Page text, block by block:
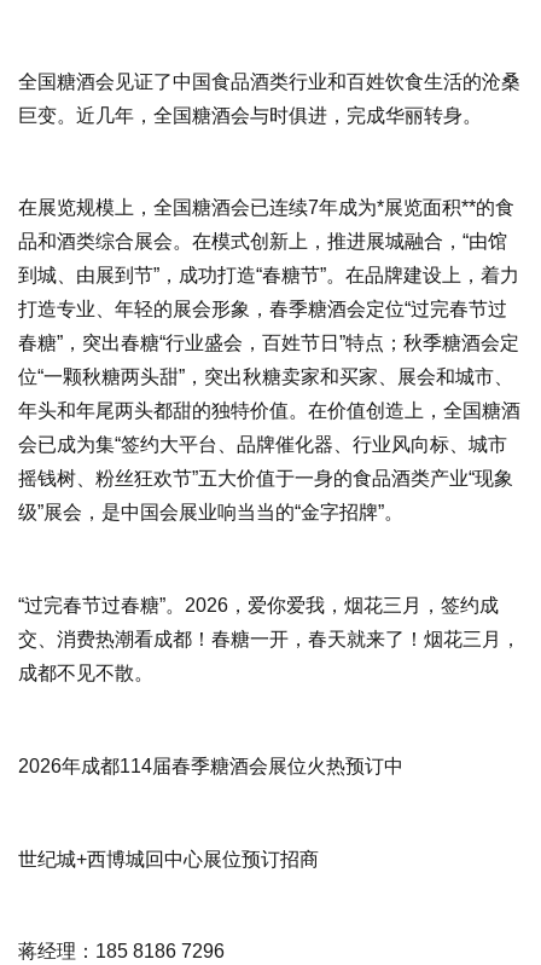
全国糖酒会见证了中国食品酒类行业和百姓饮食生活的沧桑
巨变。近几年，全国糖酒会与时俱进，完成华丽转身。
在展览规模上，全国糖酒会已连续7年成为*展览面积**的食
品和酒类综合展会。在模式创新上，推进展城融合，“由馆
到城、由展到节”，成功打造“春糖节”。在品牌建设上，着力
打造专业、年轻的展会形象，春季糖酒会定位“过完春节过
春糖”，突出春糖“行业盛会，百姓节日”特点；秋季糖酒会定
位“一颗秋糖两头甜”，突出秋糖卖家和买家、展会和城市、
年头和年尾两头都甜的独特价值。在价值创造上，全国糖酒
会已成为集“签约大平台、品牌催化器、行业风向标、城市
摇钱树、粉丝狂欢节”五大价值于一身的食品酒类产业“现象
级”展会，是中国会展业响当当的“金字招牌”。
“过完春节过春糖”。2026，爱你爱我，烟花三月，签约成
交、消费热潮看成都！春糖一开，春天就来了！烟花三月，
成都不见不散。
2026年成都114届春季糖酒会展位火热预订中
世纪城+西博城回中心展位预订招商
蒋经理：185 8186 7296